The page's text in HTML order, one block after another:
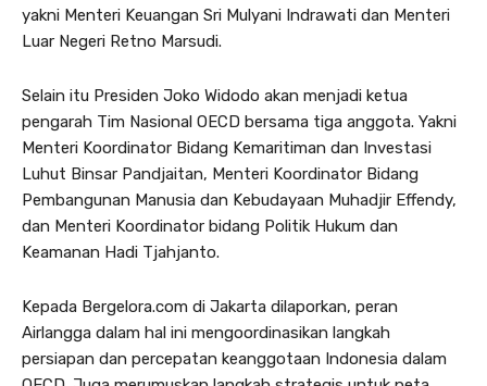
yakni Menteri Keuangan Sri Mulyani Indrawati dan Menteri
Luar Negeri Retno Marsudi.
Selain itu Presiden Joko Widodo akan menjadi ketua
pengarah Tim Nasional OECD bersama tiga anggota. Yakni
Menteri Koordinator Bidang Kemaritiman dan Investasi
Luhut Binsar Pandjaitan, Menteri Koordinator Bidang
Pembangunan Manusia dan Kebudayaan Muhadjir Effendy,
dan Menteri Koordinator bidang Politik Hukum dan
Keamanan Hadi Tjahjanto.
Kepada Bergelora.com di Jakarta dilaporkan, peran
Airlangga dalam hal ini mengoordinasikan langkah
persiapan dan percepatan keanggotaan Indonesia dalam